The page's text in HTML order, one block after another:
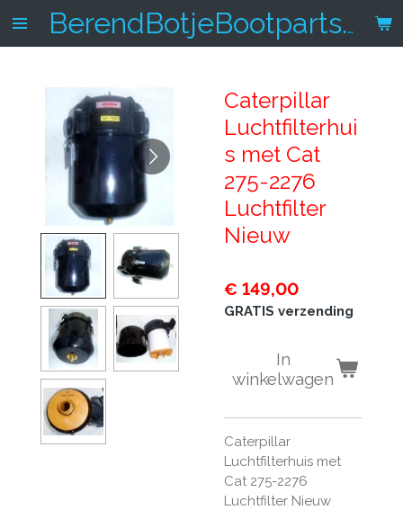
Ga
hoofdinhoud
BerendBotjeBootparts.nl
Caterpillar
Luchtfilterhui
s met Cat
275-2276
Luchtfilter
Nieuw
€ 149,00
GRATIS verzending
In
winkelwagen
Caterpillar
Luchtfilterhuis met
Cat 275-2276
Luchtfilter Nieuw